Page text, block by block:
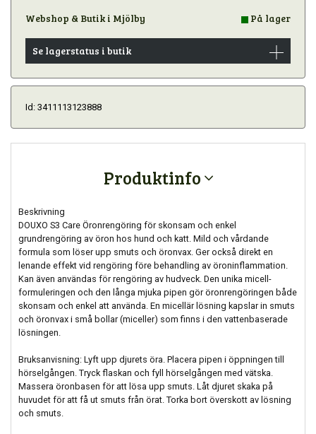
Webshop & Butik i Mjölby På lager
Se lagerstatus i butik
Id: 3411113123888
Produktinfo
Beskrivning
DOUXO S3 Care Öronrengöring för skonsam och enkel
grundrengöring av öron hos hund och katt. Mild och vårdande
formula som löser upp smuts och öronvax. Ger också direkt en
lenande effekt vid rengöring före behandling av öroninflammation.
Kan även användas för rengöring av hudveck. Den unika micell-
formuleringen och den långa mjuka pipen gör öronrengöringen både
skonsam och enkel att använda. En micellär lösning kapslar in smuts
och öronvax i små bollar (miceller) som finns i den vattenbaserade
lösningen.
Bruksanvisning: Lyft upp djurets öra. Placera pipen i öppningen till
hörselgången. Tryck flaskan och fyll hörselgången med vätska.
Massera öronbasen för att lösa upp smuts. Låt djuret skaka på
huvudet för att få ut smuts från örat. Torka bort överskott av lösning
och smuts.